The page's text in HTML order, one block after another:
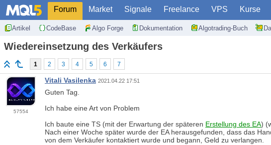
Forum Market Signale Freelance VPS Kurse
Artikel CodeBase Algo Forge Dokumentation Algotrading-Buch
Wiedereinsetzung des Verkäufers
1 2 3 4 5 6 7
57554
Vitali Vasilenka 2021.04.22 17:51
Guten Tag.
Ich habe eine Art von Problem
Ich baute eine TS (mit der Erwartung der späteren Erstellung des EA)
Nach einer Woche später wurde der EA herausgefunden, dass das
von dem Verkäufer kontaktiert wurde und begann, Geld zu verlangen.